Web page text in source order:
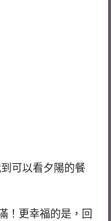
可以看夕陽的餐
！更幸福的是，回